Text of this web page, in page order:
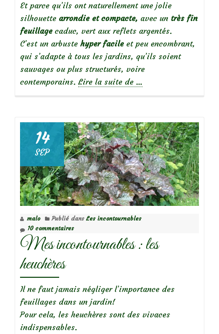
Et parce qu’ils ont naturellement une jolie
silhouette arrondie et compacte, avec un très fin
feuillagecaduc, vert aux reflets argentés.
C’est un arbuste hyper facileet peu encombrant,
qui s’adapte à tous les jardins, qu’ils soient
sauvages ou plus structurés, voire
contemporains. Lire la suite de à
:
la
potentille
arbustive
…
14
SEP
malo Publié dans Les incontournables
10 commentaires
Mes incontournables : les
heuchères
Il ne faut jamais négliger l’importance des
feuillages dans un jardin!
Pour cela, les heuchères sont des vivaces
indispensables.